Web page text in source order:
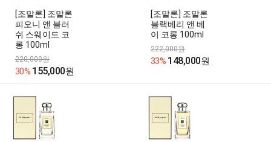
[조말론] 조말론
피오니 앤 블러
쉬 스웨이드 코
롱 100ml
220,000원
30% 155,000원
[조말론] 조말론
블랙베리 앤 베
이 코롱 100ml
222,000원
33% 148,000원